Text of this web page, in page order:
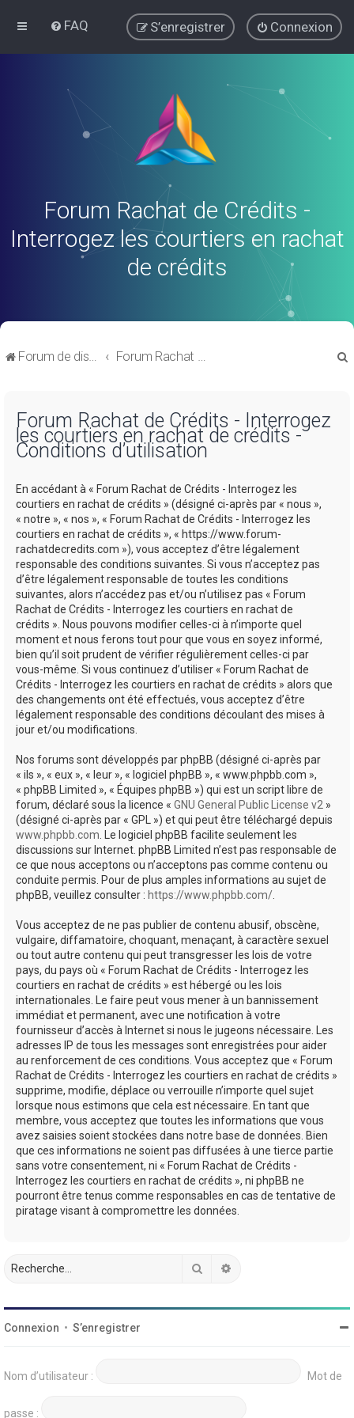
FAQ Connexion
S’enregistrer
Forum Rachat de Crédits -
Interrogez les courtiers en rachat
de crédits
Forum de discussions sur le Regroupement de Crédits et le Rachat de Crédits Forum Rachat de Crédits
Forum Rachat de Crédits - Interrogez
les courtiers en rachat de crédits -
Conditions d’utilisation
En accédant à « Forum Rachat de Crédits - Interrogez les
courtiers en rachat de crédits » (désigné ci-après par « nous »,
« notre », « nos », « Forum Rachat de Crédits - Interrogez les
courtiers en rachat de crédits », « https://www.forum-
rachatdecredits.com »), vous acceptez d’être légalement
responsable des conditions suivantes. Si vous n’acceptez pas
d’être légalement responsable de toutes les conditions
suivantes, alors n’accédez pas et/ou n’utilisez pas « Forum
Rachat de Crédits - Interrogez les courtiers en rachat de
crédits ». Nous pouvons modifier celles-ci à n’importe quel
moment et nous ferons tout pour que vous en soyez informé,
bien qu’il soit prudent de vérifier régulièrement celles-ci par
vous-même. Si vous continuez d’utiliser « Forum Rachat de
Crédits - Interrogez les courtiers en rachat de crédits » alors que
des changements ont été effectués, vous acceptez d’être
légalement responsable des conditions découlant des mises à
jour et/ou modifications.
Nos forums sont développés par phpBB (désigné ci-après par
« ils », « eux », « leur », « logiciel phpBB », « www.phpbb.com »,
« phpBB Limited », « Équipes phpBB ») qui est un script libre de
forum, déclaré sous la licence « GNU General Public License v2 »
(désigné ci-après par « GPL ») et qui peut être téléchargé depuis
www.phpbb.com . Le logiciel phpBB facilite seulement les
discussions sur Internet. phpBB Limited n’est pas responsable de
ce que nous acceptons ou n’acceptons pas comme contenu ou
conduite permis. Pour de plus amples informations au sujet de
phpBB, veuillez consulter : https://www.phpbb.com/
Vous acceptez de ne pas publier de contenu abusif, obscène,
vulgaire, diffamatoire, choquant, menaçant, à caractère sexuel
ou tout autre contenu qui peut transgresser les lois de votre
pays, du pays où « Forum Rachat de Crédits - Interrogez les
courtiers en rachat de crédits » est hébergé ou les lois
internationales. Le faire peut vous mener à un bannissement
immédiat et permanent, avec une notification à votre
fournisseur d’accès à Internet si nous le jugeons nécessaire. Les
adresses IP de tous les messages sont enregistrées pour aider
au renforcement de ces conditions. Vous acceptez que « Forum
Rachat de Crédits - Interrogez les courtiers en rachat de crédits »
supprime, modifie, déplace ou verrouille n’importe quel sujet
lorsque nous estimons que cela est nécessaire. En tant que
membre, vous acceptez que toutes les informations que vous
avez saisies soient stockées dans notre base de données. Bien
que ces informations ne soient pas diffusées à une tierce partie
sans votre consentement, ni « Forum Rachat de Crédits -
Interrogez les courtiers en rachat de crédits », ni phpBB ne
pourront être tenus comme responsables en cas de tentative de
piratage visant à compromettre les données.
Rechercher
Connexion • S’enregistrer
Nom d’utilisateur : Mot de
passe :